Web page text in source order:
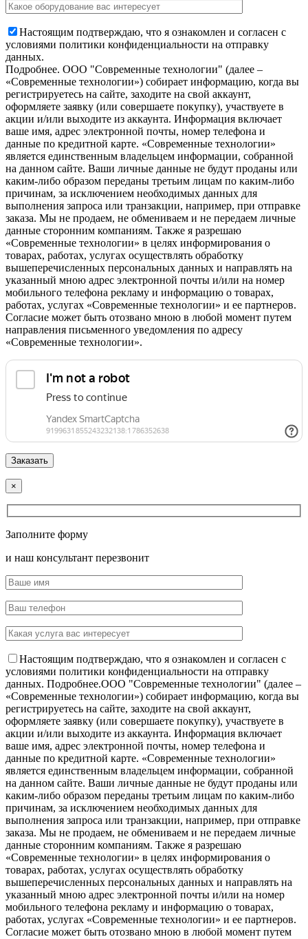
Настоящим подтверждаю, что я ознакомлен и согласен с
условиями политики конфиденциальности на отправку
данных.
Подробнее. OOO "Современные технологии" (далее –
«Современные технологии») собирает информацию, когда вы
регистрируетесь на сайте, заходите на свой аккаунт,
оформляете заявку (или совершаете покупку), участвуете в
акции и/или выходите из аккаунта. Информация включает
ваше имя, адрес электронной почты, номер телефона и
данные по кредитной карте. «Современные технологии»
является единственным владельцем информации, собранной
на данном сайте. Ваши личные данные не будут проданы или
каким-либо образом переданы третьим лицам по каким-либо
причинам, за исключением необходимых данных для
выполнения запроса или транзакции, например, при отправке
заказа. Мы не продаем, не обмениваем и не передаем личные
данные сторонним компаниям. Также я разрешаю
«Современные технологии» в целях информирования о
товарах, работах, услугах осуществлять обработку
вышеперечисленных персональных данных и направлять на
указанный мною адрес электронной почты и/или на номер
мобильного телефона рекламу и информацию о товарах,
работах, услугах «Современные технологии» и ее партнеров.
Согласие может быть отозвано мною в любой момент путем
направления письменного уведомления по адресу
«Современные технологии».
×
Заполните форму
и наш консультант перезвонит
Настоящим подтверждаю, что я ознакомлен и согласен с
условиями политики конфиденциальности на отправку
данных. Подробнее.OOO "Современные технологии" (далее –
«Современные технологии») собирает информацию, когда вы
регистрируетесь на сайте, заходите на свой аккаунт,
оформляете заявку (или совершаете покупку), участвуете в
акции и/или выходите из аккаунта. Информация включает
ваше имя, адрес электронной почты, номер телефона и
данные по кредитной карте. «Современные технологии»
является единственным владельцем информации, собранной
на данном сайте. Ваши личные данные не будут проданы или
каким-либо образом переданы третьим лицам по каким-либо
причинам, за исключением необходимых данных для
выполнения запроса или транзакции, например, при отправке
заказа. Мы не продаем, не обмениваем и не передаем личные
данные сторонним компаниям. Также я разрешаю
«Современные технологии» в целях информирования о
товарах, работах, услугах осуществлять обработку
вышеперечисленных персональных данных и направлять на
указанный мною адрес электронной почты и/или на номер
мобильного телефона рекламу и информацию о товарах,
работах, услугах «Современные технологии» и ее партнеров.
Согласие может быть отозвано мною в любой момент путем